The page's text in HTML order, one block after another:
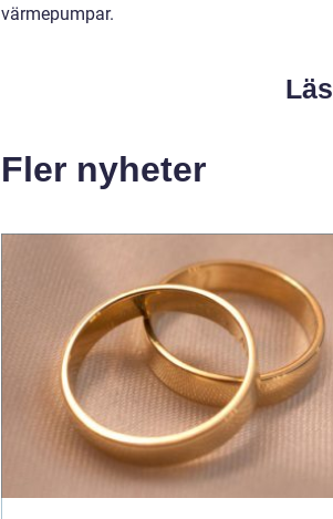
värmepumpar.
Fler nyheter